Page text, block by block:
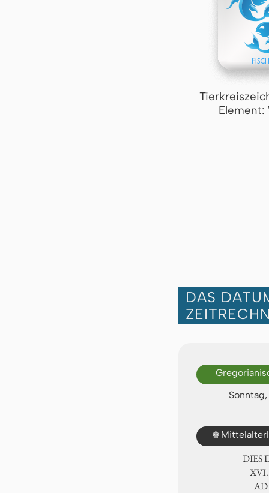
Element:
DAS
♚
DIES
ⅩⅥ.